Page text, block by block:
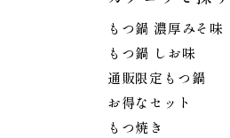
もつ鍋 濃厚みそ味
もつ鍋 しお味
通販限定もつ鍋
お得なセット
もつ焼き